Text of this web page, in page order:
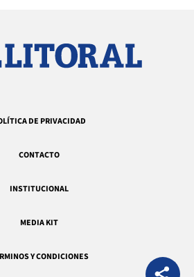
DE PRIVACIDAD
CONTACTO
INSTITUCIONAL
MEDIA KIT
Y CONDICIONES